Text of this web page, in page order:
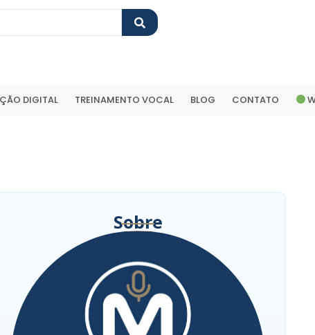
DIGITAL TREINAMENTO VOCAL BLOG CONTATO
Sobre